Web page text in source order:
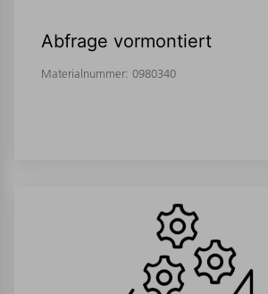
Abfrage vormontiert
Materialnummer: 0980340